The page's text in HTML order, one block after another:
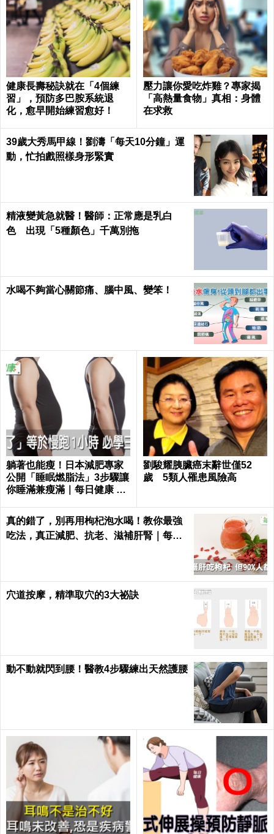
健康長壽秘訣就在「4個練
習」，預防多巴胺系統退
化，愈早開始練習愈好！
壓力讓你愛吃炸雞？專家揭
「高熱量食物」真相：身體
在求救
39歲大秀馬甲線！劉濤「每天10分鐘」運
動，忙拍戲照樣身形緊實
精液變黃急就醫！醫師：正常應是乳白
色 出現「5種顏色」千萬別拖
水喝不夠當心關節痛、腦中風、變笨！
躺著也能瘦！日本減肥專家
公開「睡眠燃脂法」3步驟讓
你睡滿兼瘦滿｜每日健康 He
劉駿耀胰臟癌末辭世僅52
歲 5類人罹患風險高
真的錯了，別再用枸杞泡水喝！教你最強
吃法，真正減肥、抗老、滋補肝腎｜每日
穴道按摩，精準取穴的3大祕訣
動不動就閃到腰！醫教4步驟練出天然護腰